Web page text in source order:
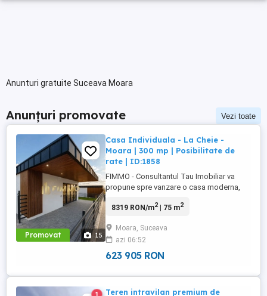
Anunturi gratuite Suceava Moara
Anunțuri promovate Vezi toate
Promovat 15
Casa Individuala - La Cheie -
Moara | 300 mp | Posibilitate de
rate | ID:1858
FIMMO - Consultantul Tau Imobiliar va
propune spre vanzare o casa moderna,
de case, la doar cateva minute de oras.
arhitectura contemporana, liniile
minimaliste si finisajele elegante, fiind
alegerea ideala pentru cei care ...
8319 RON/m2| 75 m2
Moara, Suceava
azi 06:52
623 905 RON
Teren intravilan premium de